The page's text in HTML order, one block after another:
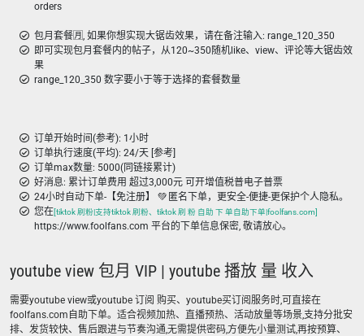
orders
包月套餐🈷️, 如果你想实现大锯齿效果，请在备注输入: range_120_350
即可实现包月套餐内的帖子，从120~350随机like、view、评论等大锯齿效
果
range_120_350 数字要小于等于选择的套餐数量
订单开始时间(参考): 1小时
订单执行速度(平均): 24/天 [参考]
订单max数量: 5000(同链接累计)
好消息: 累计订单费用 超过3,000元 可开增值税普电子普票
24小时自动下单-【免注册】 💚 匿名下单，更安全-便捷-更保护个人隐私。
您在[tiktok 刷粉|支持tiktok 刷粉、tiktok 刷 粉 自助 下 单自助下单|foolfans.com]
https://www.foolfans.com 平台的下单信息保密, 敬请放心。
youtube view 包月 VIP | youtube 播放 量 收入
需要youtube view或youtube 订阅 购买、youtube买订阅服务时,可直接在
foolfans.com自助下单。适合视频加热、直播预热、活动放量等场景,支持分批安
排、发货较快、售后跟进与节奏沟通,无需提供密码,方便先小量测试,再按预算、